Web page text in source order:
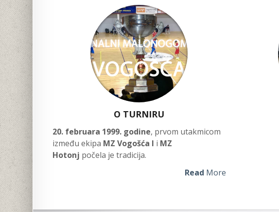
O TURNIRU
20. februara 1999. godine, prvom utakmicom
između ekipa MZ Vogošća I i MZ
Hotonj počela je tradicija.
Read More